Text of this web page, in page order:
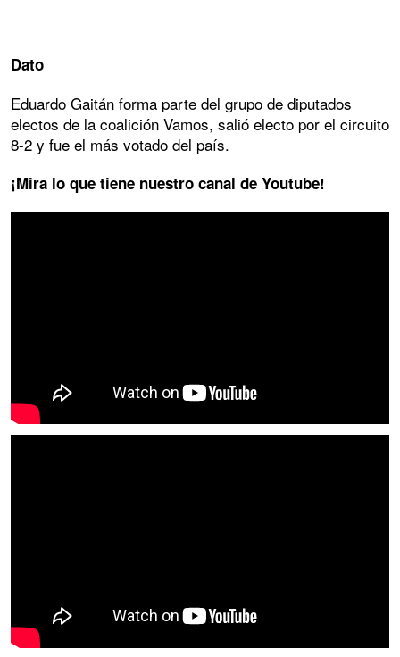
Dato
Eduardo Gaitán forma parte del grupo de diputados
electos de la coalición Vamos, salió electo por el circuito
8-2 y fue el más votado del país.
¡Mira lo que tiene nuestro canal de Youtube!